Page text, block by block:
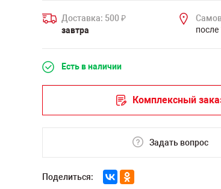
Доставка: 500 ₽
завтра
после
Есть в наличии
Комплексный
Задать вопрос
Поделиться: